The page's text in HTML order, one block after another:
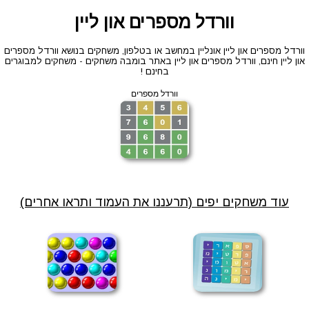
וורדל מספרים און ליין
וורדל מספרים און ליין אונליין במחשב או בטלפון, משחקים בנושא וורדל מספרים
און ליין חינם, וורדל מספרים און ליין באתר בומבה משחקים - משחקים למבוגרים
בחינם !
וורדל מספרים
עוד משחקים יפים (תרעננו את העמוד ותראו אחרים)